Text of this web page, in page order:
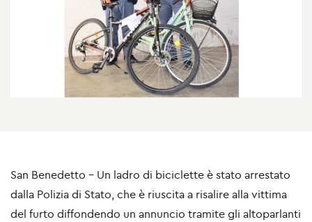
San Benedetto - Un ladro di biciclette è stato arrestato
dalla Polizia di Stato, che è riuscita a risalire alla vittima
del furto diffondendo un annuncio tramite gli altoparlanti